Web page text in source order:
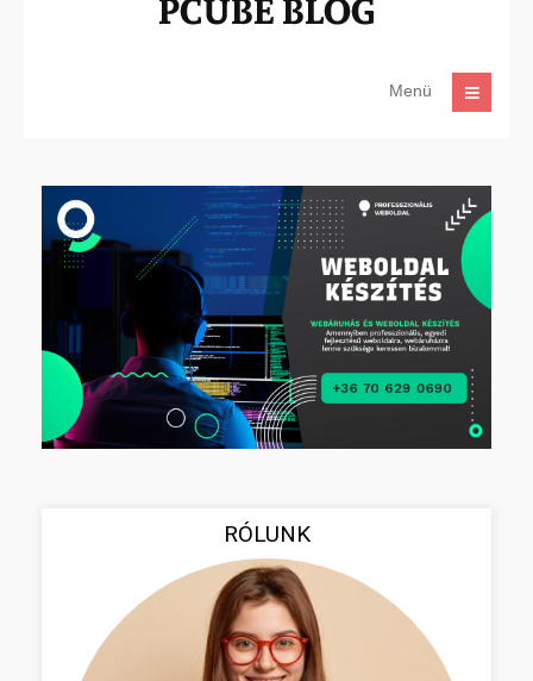
Menü
RÓLUNK